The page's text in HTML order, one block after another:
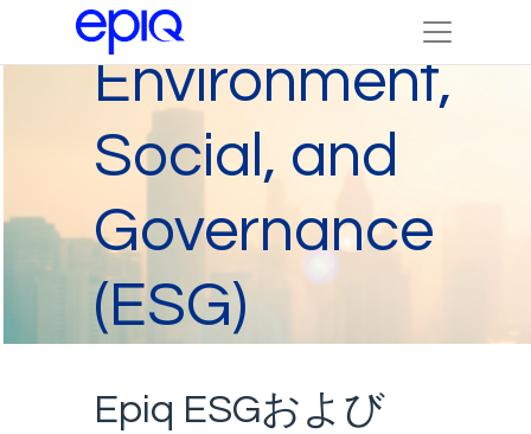
Environment,
Social, and
Governance
(ESG)
Epiq ESGおよび